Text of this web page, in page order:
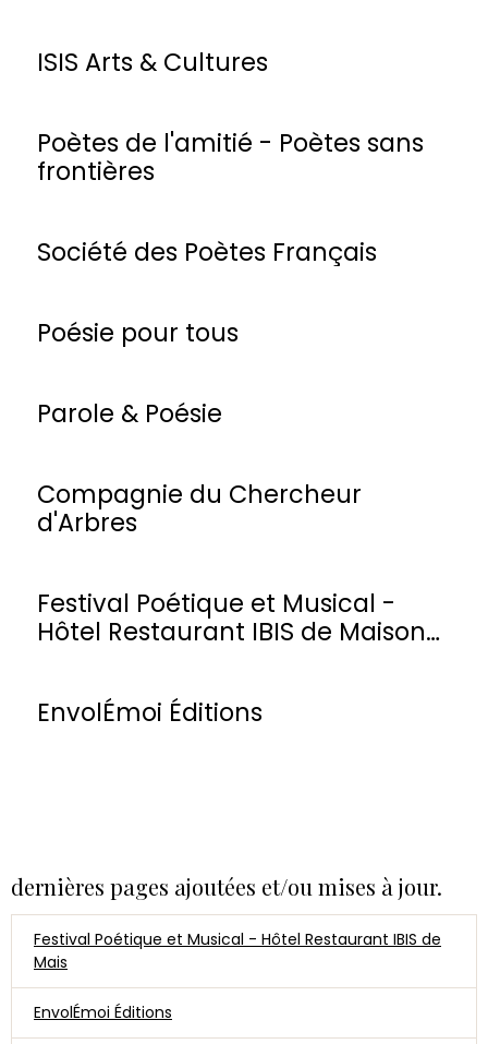
ISIS Arts & Cultures
Poètes de l'amitié - Poètes sans
frontières
Société des Poètes Français
Poésie pour tous
Parole & Poésie
Compagnie du Chercheur
d'Arbres
Festival Poétique et Musical -
Hôtel Restaurant IBIS de Maisons-
EnvolÉmoi Éditions
dernières pages ajoutées et/ou mises à jour.
Festival Poétique et Musical - Hôtel Restaurant IBIS de
Mais
EnvolÉmoi Éditions